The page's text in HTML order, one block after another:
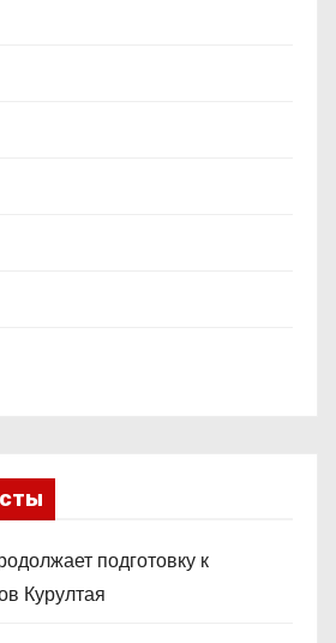
подготовку к
Курултая